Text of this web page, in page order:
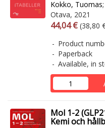
Kokko, Tuomas;
Otava, 2021
44,04 € Excl. vat
(38,80
Product
Paperback
Available, in
Mol 1-2
Kemi och